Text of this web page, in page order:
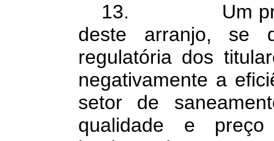
13. Um
deste arranjo, se
regulatória dos
negativamente a
setor de
qualidade e